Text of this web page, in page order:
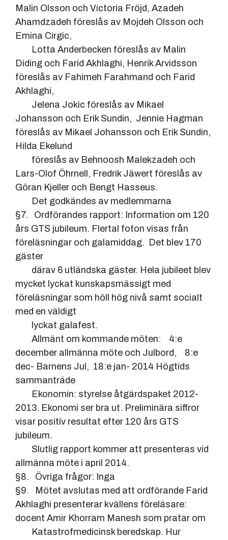
Malin Olsson och Victoria Fröjd, Azadeh
Ahamdzadeh föreslås av Mojdeh Olsson och
Emina Cirgic,
Lotta Anderbecken föreslås av Malin
Diding och Farid Akhlaghi, Henrik Arvidsson
föreslås av Fahimeh Farahmand och Farid
Akhlaghi,
Jelena Jokic föreslås av Mikael
Johansson och Erik Sundin, Jennie Hagman
föreslås av Mikael Johansson och Erik Sundin,
Hilda Ekelund
föreslås av Behnoosh Malekzadeh och
Lars-Olof Öhrnell, Fredrik Jäwert föreslås av
Göran Kjeller och Bengt Hasseus.
Det godkändes av medlemmarna
§7. Ordförandes rapport: Information om 120
års GTS jubileum. Flertal foton visas från
föreläsningar och galamiddag. Det blev 170
gäster
därav 6 utländska gäster. Hela jubileet blev
mycket lyckat kunskapsmässigt med
föreläsningar som höll hög nivå samt socialt
med en väldigt
lyckat galafest.
Allmänt om kommande möten: 4:e
december allmänna möte och Julbord, 8:e
dec- Barnens Jul, 18:e jan- 2014 Högtids
sammanträde
Ekonomin: styrelse åtgärdspaket 2012-
2013. Ekonomi ser bra ut. Preliminära siffror
visar positiv resultat efter 120 års GTS
jubileum.
Slutlig rapport kommer att presenteras vid
allmänna möte i april 2014.
§8. Övriga frågor: Inga
§9. Mötet avslutas med att ordförande Farid
Akhlaghi presenterar kvällens föreläsare:
docent Amir Khorram Manesh som pratar om
Katastrofmedicinsk beredskap. Hur